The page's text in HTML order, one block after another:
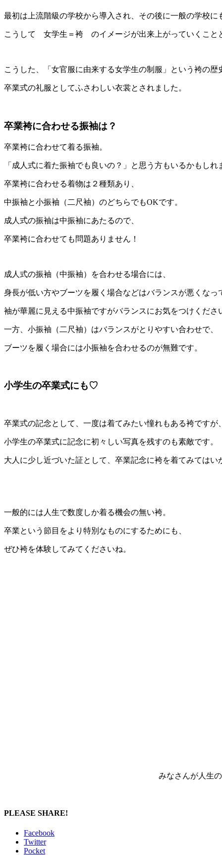
最初は上流階級の学校から導入され、その後に一般の学校に
こうして 女学生＝袴 のイメージが出来上がっていくこと
こうした、「女官服に由来する女学生の制服」という袴の歴
卒業式の礼服としてふさわしい衣裳とされました。
卒業袴に合わせる振袖は？
卒業袴に合わせて着る振袖。
「成人式に着た振袖でも良いの？」と思う方もいるかもしれ
卒業袴に合わせる着物は２種類あり、
中振袖と小振袖（二尺袖）のどちらでもOKです。
成人式の振袖は中振袖にあたるので、
卒業袴に合わせても問題ありません！
成人式の振袖（中振袖）を合わせる場合には、
身長が低い方やブーツを履く場合などはバランスが悪くなっ
袖が華麗に見える中振袖ですがバランスにお気をつけくださ
一方、小振袖（二尺袖）はバランスがとりやすい合わせで、
ブーツを履く場合には小振袖を合わせるのが無難です。
小学生の卒業式にも♡
卒業式の記念として、一度は着てみたい憧れもある袴ですが、
小学生の卒業式に記念に初々しい写真を残すのも素敵です。
大人に少し近づいた証として、卒業記念に袴を着てみてはい
一般的には人生で数度しか着る機会の無い袴。
卒業という節目をより特別なものにするためにも、
ぜひ袴を体験してみてくださいね。
みなさんが人生
PLEASE SHARE!
Facebook
Twitter
Pocket